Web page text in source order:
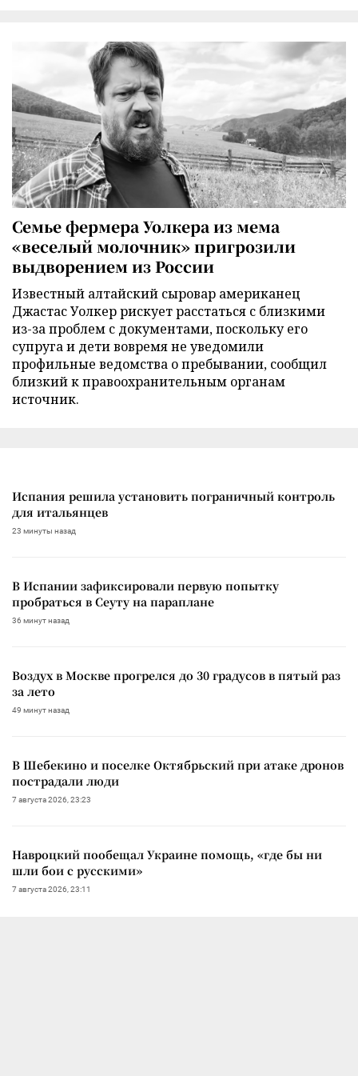
Семье фермера Уолкера из мема
«веселый молочник» пригрозили
выдворением из России
Известный алтайский сыровар американец
Джастас Уолкер рискует расстаться с близкими
из-за проблем с документами, поскольку его
супруга и дети вовремя не уведомили
профильные ведомства о пребывании, сообщил
близкий к правоохранительным органам
источник.
Испания решила установить пограничный контроль
для итальянцев
23 минуты назад
В Испании зафиксировали первую попытку
пробраться в Сеуту на параплане
36 минут назад
Воздух в Москве прогрелся до 30 градусов в пятый раз
за лето
49 минут назад
В Шебекино и поселке Октябрьский при атаке дронов
пострадали люди
7 августа 2026, 23:23
Навроцкий пообещал Украине помощь, «где бы ни
шли бои с русскими»
7 августа 2026, 23:11